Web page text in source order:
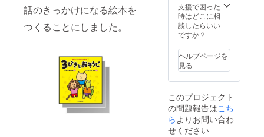
話のきっかけになる絵本を
つくることにしました。
支援で困った
時はどこに相
談したらいい
ですか？
ヘルプページを
見る
このプロジェクト
の問題報告はこち
らよりお問い合わ
せください